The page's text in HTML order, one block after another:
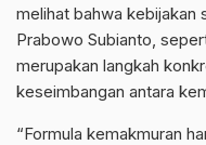
melihat bahwa kebijakan
Prabowo Subianto,
merupakan langkah
keseimbangan antara
“Formula kemakmuran